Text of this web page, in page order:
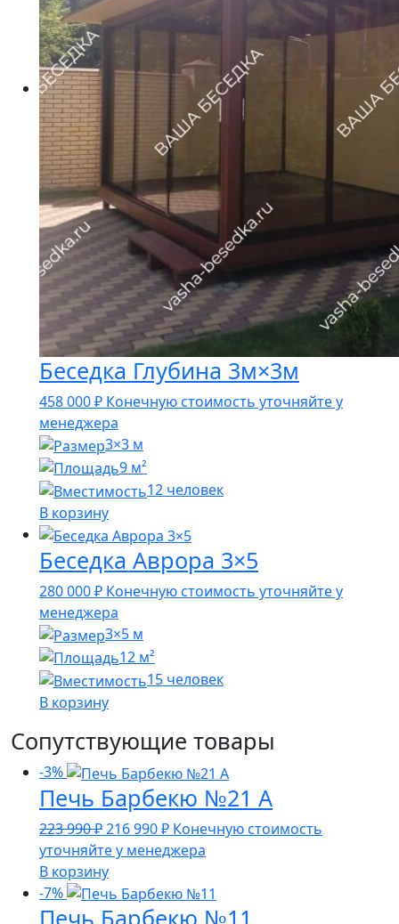
Беседка Глубина 3м×3м
458 000₽ Конечную стоимость уточняйте у
менеджера
3×3 м
9 м²
12 человек
В корзину
Беседка Аврора 3×5
280 000₽ Конечную стоимость уточняйте у
менеджера
3×5 м
12 м²
15 человек
В корзину
Сопутствующие товары
-3%
Печь Барбекю №21 А
223 990₽ Первоначальная
цена
составляла
223
990 ₽.
216 990₽Текущая
цена:
990 ₽.
Конечную стоимость
уточняйте у менеджера
В корзину
-7%